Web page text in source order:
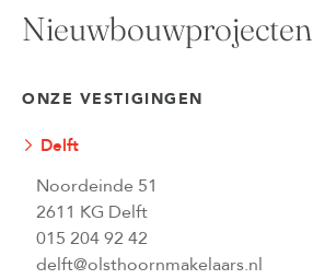
Nieuwbouwprojecten
ONZE VESTIGINGEN
Delft
Noordeinde 51
2611 KG Delft
015 204 92 42
delft@olsthoornmakelaars.nl